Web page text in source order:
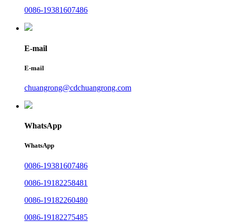
0086-19381607486
E-mail
E-mail
chuangrong@cdchuangrong.com
WhatsApp
WhatsApp
0086-19381607486
0086-19182258481
0086-19182260480
0086-19182275485